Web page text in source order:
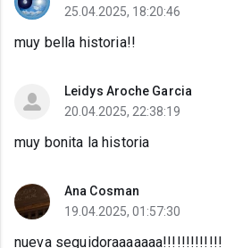
25.04.2025, 18:20:46
muy bella historia!!
Leidys Aroche Garcia
20.04.2025, 22:38:19
muy bonita la historia
Ana Cosman
19.04.2025, 01:57:30
nueva seguidoraaaaaaa!!!!!!!!!!!!!